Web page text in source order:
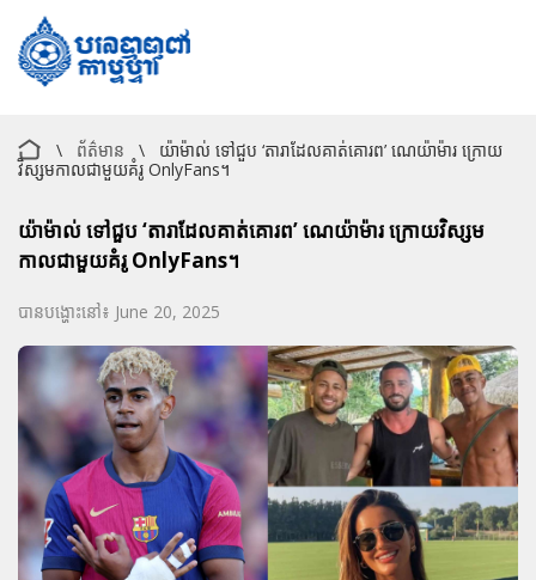
\ ព័ត៌មាន \
យ៉ាម៉ាល់ ទៅជួប ‘តារាដែលគាត់គោរព’ ណេយ៉ាម៉ារ ក្រោយ
វិស្សមកាលជាមួយគំរូ OnlyFans។
យ៉ាម៉ាល់ ទៅជួប ‘តារាដែលគាត់គោរព’ ណេយ៉ាម៉ារ ក្រោយវិស្សម
កាលជាមួយគំរូ OnlyFans។
បានបង្ហោះនៅ៖ June 20, 2025